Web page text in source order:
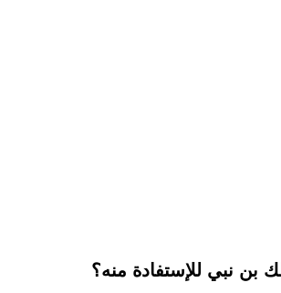
بن نبي للإستفادة منه؟